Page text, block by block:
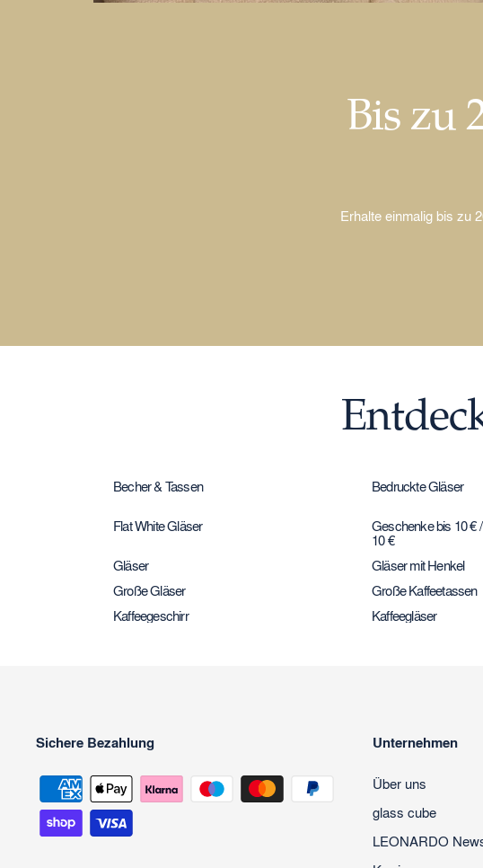
Bis zu
Erhalte einmalig bis zu
Becher & Tassen Bedruckte Gläser
Flat White Gläser
Geschenke bis 10 €
10 €
Gläser
Gläser mit Henkel
Große Gläser
Große Kaffeetassen
Kaffeegeschirr
Kaffeegläser
Sichere Bezahlung Unternehmen
Über uns
glass cube
LEONARDO